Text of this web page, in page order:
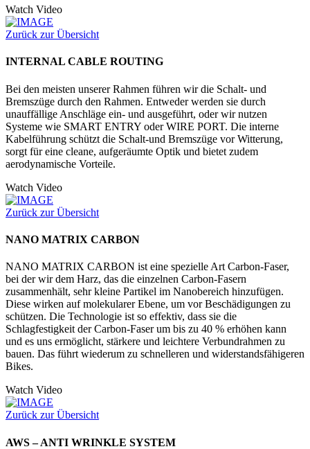
Watch Video
Zurück zur Übersicht
INTERNAL CABLE ROUTING
Bei den meisten unserer Rahmen führen wir die Schalt- und
Bremszüge durch den Rahmen. Entweder werden sie durch
unauffällige Anschläge ein- und ausgeführt, oder wir nutzen
Systeme wie SMART ENTRY oder WIRE PORT. Die interne
Kabelführung schützt die Schalt-und Bremszüge vor Witterung,
sorgt für eine cleane, aufgeräumte Optik und bietet zudem
aerodynamische Vorteile.
Watch Video
Zurück zur Übersicht
NANO MATRIX CARBON
NANO MATRIX CARBON ist eine spezielle Art Carbon-Faser,
bei der wir dem Harz, das die einzelnen Carbon-Fasern
zusammenhält, sehr kleine Partikel im Nanobereich hinzufügen.
Diese wirken auf molekularer Ebene, um vor Beschädigungen zu
schützen. Die Technologie ist so effektiv, dass sie die
Schlagfestigkeit der Carbon-Faser um bis zu 40 % erhöhen kann
und es uns ermöglicht, stärkere und leichtere Verbundrahmen zu
bauen. Das führt wiederum zu schnelleren und widerstandsfähigeren
Bikes.
Watch Video
Zurück zur Übersicht
AWS – ANTI WRINKLE SYSTEM